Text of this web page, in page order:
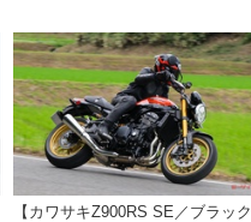
【カワサキZ900RS SE／ブラック